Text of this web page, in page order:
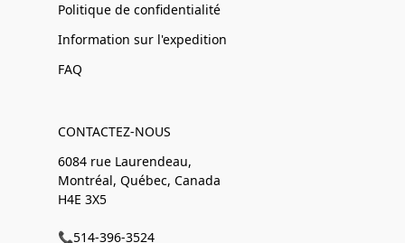
Politique de confidentialité
Information sur l'expedition
FAQ
CONTACTEZ-NOUS
6084 rue Laurendeau,
Montréal, Québec, Canada
H4E 3X5
📞514-396-3524